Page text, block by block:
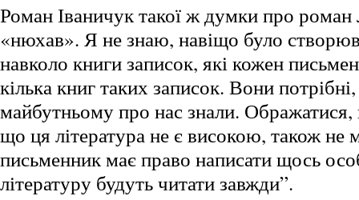
Роман Іваничук такої ж думки про
«нюхав». Я не знаю, навіщо було
навколо книги записок, які кожен
кілька книг таких записок. Вони
майбутньому про нас знали. Ображатися,
що ця література не є високою, також
письменник має право написати щось
літературу будуть читати завжди”.